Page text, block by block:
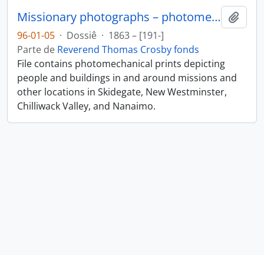
Missionary photographs – photomechanical
96-01-05 · Dossiê · 1863 – [191-]
Parte de Reverend Thomas Crosby fonds
File contains photomechanical prints depicting
people and buildings in and around missions and
other locations in Skidegate, New Westminster,
Chilliwack Valley, and Nanaimo.